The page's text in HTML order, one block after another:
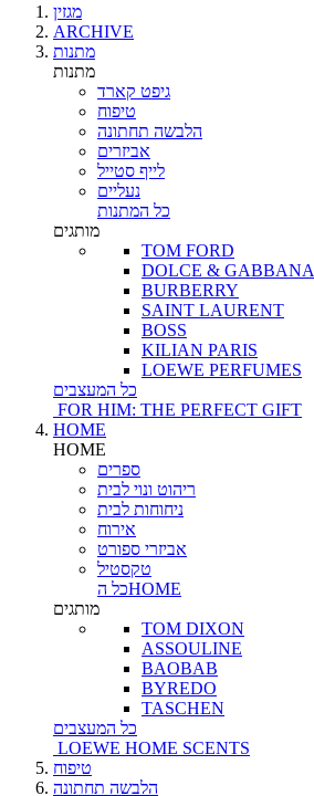
מגזין
ARCHIVE
מתנות
מתנות
גיפט קארד
טיפוח
הלבשה תחתונה
אביזרים
לייף סטייל
נעליים
כל המתנות
מותגים
TOM FORD
DOLCE & GABBANA
BURBERRY
SAINT LAURENT
BOSS
KILIAN PARIS
LOEWE PERFUMES
כל המעצבים
FOR HIM: THE PERFECT GIFT
HOME
HOME
ספרים
ריהוט ונוי לבית
ניחוחות לבית
אירוח
אביזרי ספורט
טקסטיל
כל הHOME
מותגים
TOM DIXON
ASSOULINE
BAOBAB
BYREDO
TASCHEN
כל המעצבים
LOEWE HOME SCENTS
טיפוח
הלבשה תחתונה